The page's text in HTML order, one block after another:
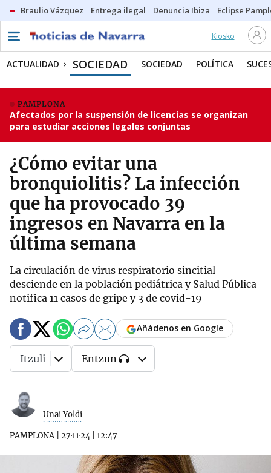
Braulio Vázquez Entrega ilegal Denuncia Ibiza Eclipse
Kiosko
ACTUALIDAD SOCIEDAD SOCIEDAD POLÍTICA
PAMPLONA
Afectados por la suspensión de licencias se organizan
para estudiar acciones legales conjuntas
¿Cómo evitar una
bronquiolitis? La infección
que ha provocado 39
ingresos en Navarra en la
última semana
La circulación de virus respiratorio sincitial
desciende en la población pediátrica y Salud Pública
notifica 11 casos de gripe y 3 de covid-19
Unai Yoldi
PAMPLONA| 27·11·24 12:47
Añádenos en Google
Itzuli Entzun